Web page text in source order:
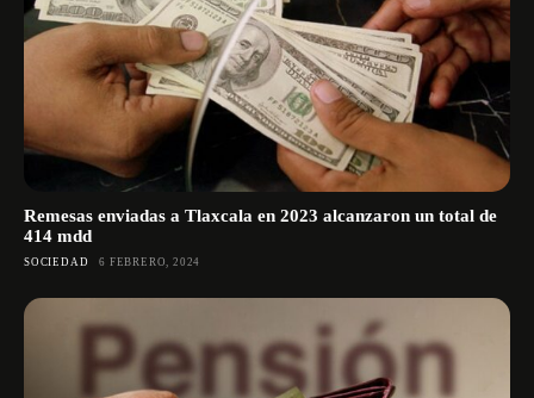
Remesas enviadas a Tlaxcala en 2023 alcanzaron un total de
414 mdd
SOCIEDAD 6 FEBRERO, 2024